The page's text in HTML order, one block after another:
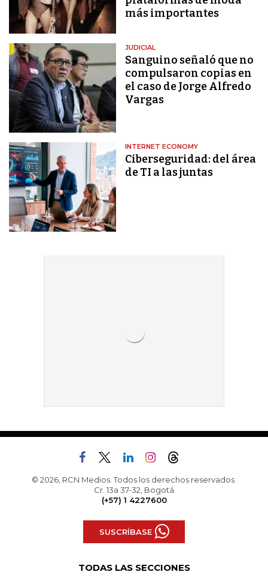
más importantes
JUDICIAL
Sanguino señaló que no
compulsaron copias en
el caso de Jorge Alfredo
Vargas
INTERNET ECONOMY
Ciberseguridad: del área
de TI a las juntas
© 2026, RCN Medios. Todos los derechos reservados.
Cr. 13a 37-32, Bogotá
(+57) 1 4227600
SUSCRÍBASE
TODAS LAS SECCIONES